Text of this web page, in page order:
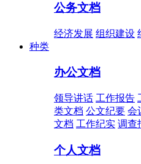
公务文档
经济发展 组织建设
种类
办公文档
领导讲话 工作报告
类文档 公文纪要 会
文档 工作纪实 调查
个人文档